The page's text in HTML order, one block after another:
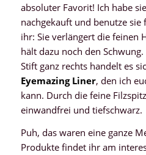
absoluter Favorit! Ich habe
nachgekauft und benutze sie
ihr: Sie verlängert die feinen
hält dazu noch den
Stift ganz rechts handelt es
Eyemazing Liner, den ich
kann. Durch die feine
einwandfrei und tiefschwarz.
Puh, das waren eine ganze
Produkte findet ihr am